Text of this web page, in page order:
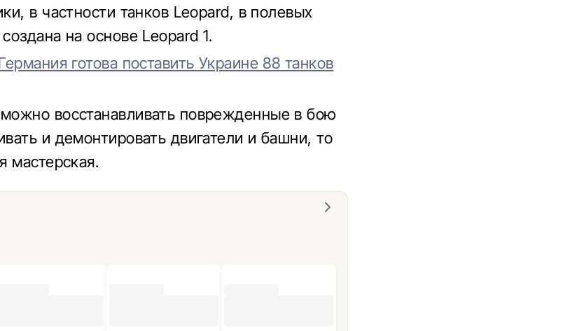
в частности танков Leopard, в полевых
на основе Leopard 1.
готова поставить Украине 88 танков
восстанавливать поврежденные в бою
и демонтировать двигатели и башни, то
мастерская.